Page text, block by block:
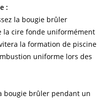
:
la bougie brûler
la cire fonde uniformément
la formation de piscine
uniforme lors des
bougie brûler pendant un